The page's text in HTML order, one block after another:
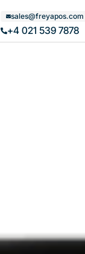
sales@freyapos.com
+4 021 539 7878